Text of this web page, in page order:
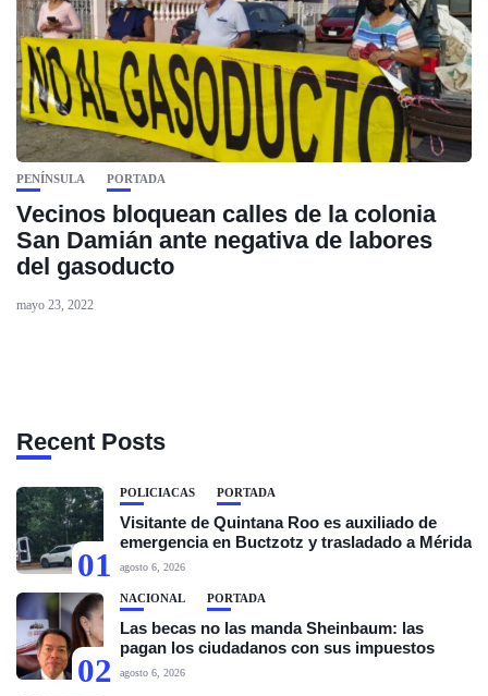
PENÍNSULA PORTADA
Vecinos bloquean calles de la colonia
San Damián ante negativa de labores
del gasoducto
mayo 23, 2022
Recent Posts
01
POLICIACAS PORTADA
Visitante de Quintana Roo es auxiliado de
emergencia en Buctzotz y trasladado a Mérida
agosto 6, 2026
02
NACIONAL PORTADA
Las becas no las manda Sheinbaum: las
pagan los ciudadanos con sus impuestos
agosto 6, 2026